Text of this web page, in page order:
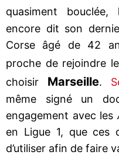
quasiment bouclée,
encore dit son
Corse âgé de 42
proche de rejoindre le
choisir Marseille.
même signé un
engagement avec les
en Ligue 1, que ces
d’utiliser afin de faire